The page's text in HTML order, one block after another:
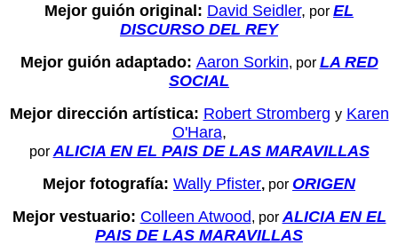
Mejor guión original: David Seidler, por EL
DISCURSO DEL REY
Mejor guión adaptado: Aaron Sorkin, por LA RED
SOCIAL
Mejor dirección artística: Robert Stromberg y Karen
O'Hara,
por ALICIA EN EL PAIS DE LAS MARAVILLAS
Mejor fotografía: Wally Pfister, por ORIGEN
Mejor vestuario: Colleen Atwood, por ALICIA EN EL
PAIS DE LAS MARAVILLAS